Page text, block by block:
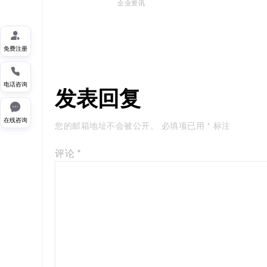
企业资讯
发表回复
您的邮箱地址不会被公开。 必填项已用 * 标注
评论 *

免费注册

电话咨询

在线咨询